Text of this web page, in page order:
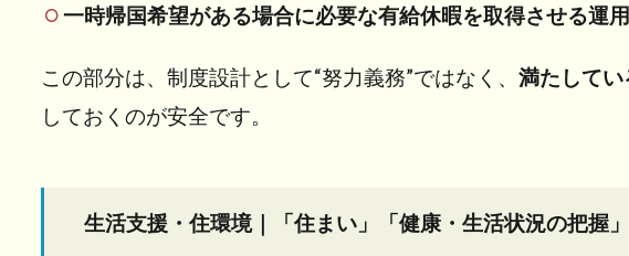
示要
3
生活
境｜
一時帰国希望がある場合に必要な有給休暇を取得させる運用
この部分は、制度設計として“努力義務”ではなく、 満たして
しておくのが安全です。
生活支援・住環境｜「住まい」「健康・生活状況の把握